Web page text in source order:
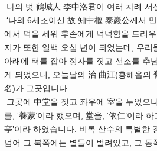
나의 벗 鶴城人 李中洛君이 여러 차례 서
‘나의 6세조이신 故 知中樞 泰巖公께서
에서 덕을 세워 후손에게 넉넉함을 드리
지가 또한 일백 오십 년이 되었는데, 우리
아래에 터를 잡아 정자를 짓고 선조를 추
게 되었으니, 오늘날의 治 曲江(흥해읍의
名)가 그곳입니다.
그곳에 中堂을 짓고 좌우에 室을 두었으
를, ‘養蒙’이라 했으며, 堂을, ‘依仁’이라
亭’이라 하였습니다. 비록 산수의 특별한
넘어 그 북쪽에는 별들이 벌려있고, 그 동